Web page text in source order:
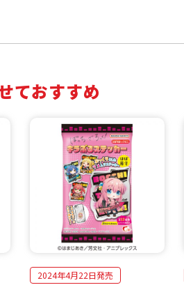
ておすすめ
2024年4月22日発売